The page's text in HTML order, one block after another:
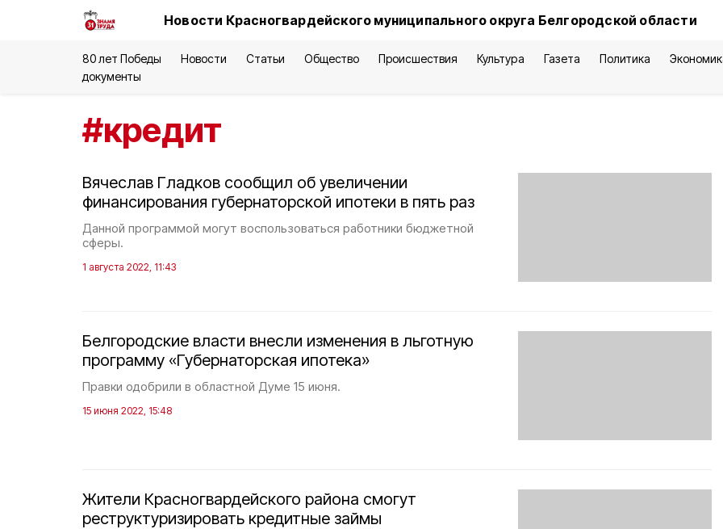
Новости Красногвардейского муниципального округа Белгородской области
80 лет Победы Новости Статьи Общество Происшествия Культура Газета Политика
документы
#кредит
Вячеслав Гладков сообщил об увеличении
финансирования губернаторской ипотеки в пять раз
Данной программой могут воспользоваться работники бюджетной
сферы.
1 августа 2022, 11:43
Белгородские власти внесли изменения в льготную
программу «Губернаторская ипотека»
Правки одобрили в областной Думе 15 июня.
15 июня 2022, 15:48
Жители Красногвардейского района смогут
реструктуризировать кредитные займы